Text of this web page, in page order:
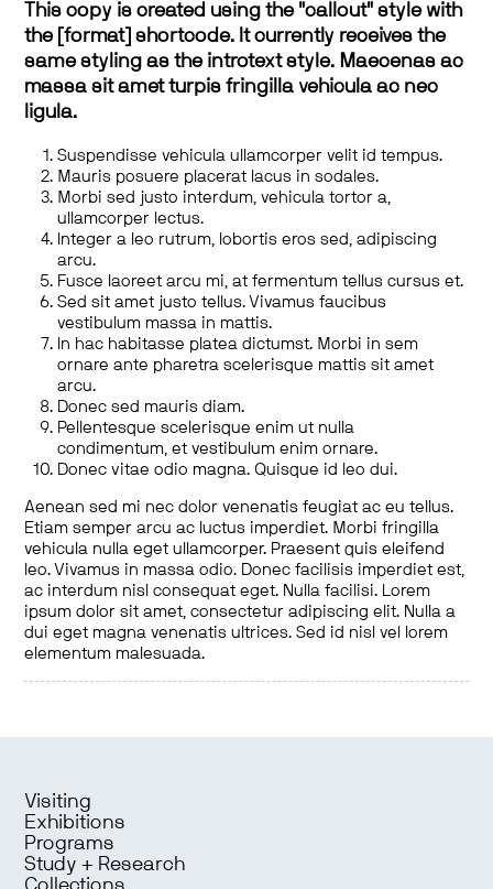
This copy is created using the "callout" style with
the [format] shortcode. It currently receives the
same styling as the introtext style. Maecenas ac
massa sit amet turpis fringilla vehicula ac nec
ligula.
Suspendisse vehicula ullamcorper velit id tempus.
Mauris posuere placerat lacus in sodales.
Morbi sed justo interdum, vehicula tortor a,
ullamcorper lectus.
Integer a leo rutrum, lobortis eros sed, adipiscing
arcu.
Fusce laoreet arcu mi, at fermentum tellus cursus et.
Sed sit amet justo tellus. Vivamus faucibus
vestibulum massa in mattis.
In hac habitasse platea dictumst. Morbi in sem
ornare ante pharetra scelerisque mattis sit amet
arcu.
Donec sed mauris diam.
Pellentesque scelerisque enim ut nulla
condimentum, et vestibulum enim ornare.
Donec vitae odio magna. Quisque id leo dui.
Aenean sed mi nec dolor venenatis feugiat ac eu tellus.
Etiam semper arcu ac luctus imperdiet. Morbi fringilla
vehicula nulla eget ullamcorper. Praesent quis eleifend
leo. Vivamus in massa odio. Donec facilisis imperdiet est,
ac interdum nisl consequat eget. Nulla facilisi. Lorem
ipsum dolor sit amet, consectetur adipiscing elit. Nulla a
dui eget magna venenatis ultrices. Sed id nisl vel lorem
elementum malesuada.
Visiting
Exhibitions
Programs
Study + Research